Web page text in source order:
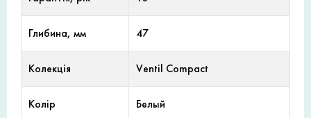
Глибина, мм 47
Колекція Ventil Compact
Колір Белый